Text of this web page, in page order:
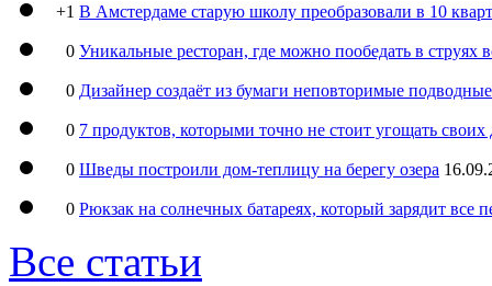
+1 В Амстердаме старую школу преобразовали в 10
0 Уникальные ресторан, где можно пообедать в струях
0 Дизайнер создаёт из бумаги неповторимые
0 7 продуктов, которыми точно не стоит угощать
0 Шведы построили дом-теплицу на берегу озера
0 Рюкзак на солнечных батареях, который зарядит все
Все статьи